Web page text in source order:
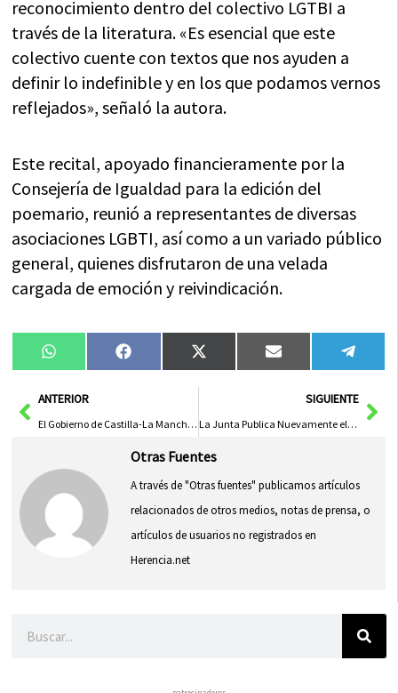
reconocimiento dentro del colectivo LGTBI a
través de la literatura. «Es esencial que este
colectivo cuente con textos que nos ayuden a
definir lo indefinible y en los que podamos vernos
reflejados», señaló la autora.
Este recital, apoyado financieramente por la
Consejería de Igualdad para la edición del
poemario, reunió a representantes de diversas
asociaciones LGBTI, así como a un variado público
general, quienes disfrutaron de una velada
cargada de emoción y reivindicación.
Compartir
en
WhatsAppCompartir
en
FacebookCompartir
en
X
(Twitter)
Compartir
en
Email
en
AntANTERIOR
El Gobierno de Castilla-La Mancha Agradece a Lantana por Mejorar la Vida de las Personas y su Compromiso Social
SIGUIENTE
La Junta Publica Nuevamente el Decreto para Interinos en Puestos de Funcionarios Locales
Otras Fuentes
A través de "Otras fuentes" publicamos artículos
relacionados de otros medios, notas de prensa, o
artículos de usuarios no registrados en
Herencia.net